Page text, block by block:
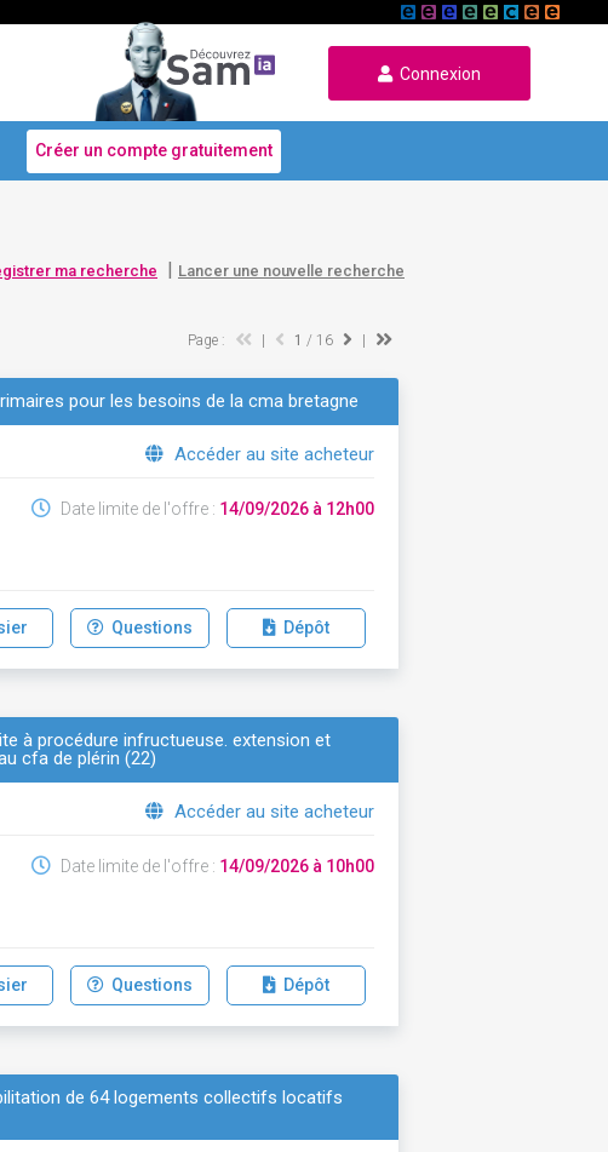
Connexion
Créer un compte gratuitement
ma recherche | Lancer une nouvelle recherche
Page : 1 / 16
pour les besoins de la cma bretagne
Accéder au site acheteur
Date limite de l'offre : 14/09/2026 à 12h00
Questions Dépôt
à procédure infructueuse. extension et
cfa de plérin (22)
Accéder au site acheteur
Date limite de l'offre : 14/09/2026 à 10h00
Questions Dépôt
de 64 logements collectifs locatifs